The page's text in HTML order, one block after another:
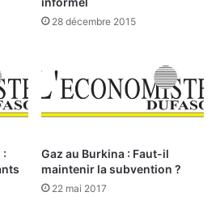
28 décembre 2015
:
Gaz au Burkina : Faut-il
maintenir la subvention ?
22 mai 2017